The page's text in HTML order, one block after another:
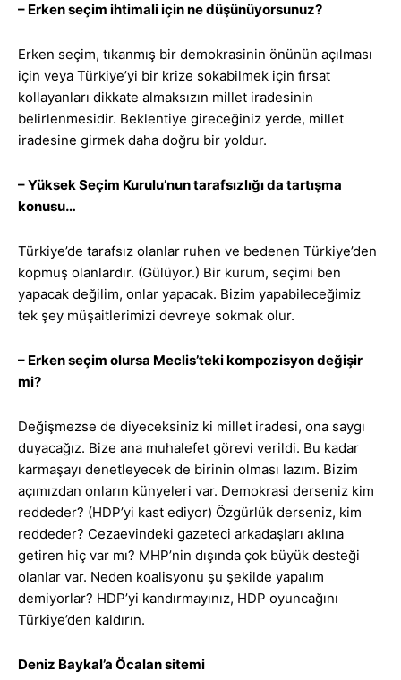
– Erken seçim ihtimali için ne düşünüyorsunuz?
Erken seçim, tıkanmış bir demokrasinin önünün açılması
için veya Türkiye’yi bir krize sokabilmek için fırsat
kollayanları dikkate almaksızın millet iradesinin
belirlenmesidir. Beklentiye gireceğiniz yerde, millet
iradesine girmek daha doğru bir yoldur.
– Yüksek Seçim Kurulu’nun tarafsızlığı da tartışma
konusu…
Türkiye’de tarafsız olanlar ruhen ve bedenen Türkiye’den
kopmuş olanlardır. (Gülüyor.) Bir kurum, seçimi ben
yapacak değilim, onlar yapacak. Bizim yapabileceğimiz
tek şey müşaitlerimizi devreye sokmak olur.
– Erken seçim olursa Meclis’teki kompozisyon değişir
mi?
Değişmezse de diyeceksiniz ki millet iradesi, ona saygı
duyacağız. Bize ana muhalefet görevi verildi. Bu kadar
karmaşayı denetleyecek de birinin olması lazım. Bizim
açımızdan onların künyeleri var. Demokrasi derseniz kim
reddeder? (HDP’yi kast ediyor) Özgürlük derseniz, kim
reddeder? Cezaevindeki gazeteci arkadaşları aklına
getiren hiç var mı? MHP’nin dışında çok büyük desteği
olanlar var. Neden koalisyonu şu şekilde yapalım
demiyorlar? HDP’yi kandırmayınız, HDP oyuncağını
Türkiye’den kaldırın.
Deniz Baykal’a Öcalan sitemi